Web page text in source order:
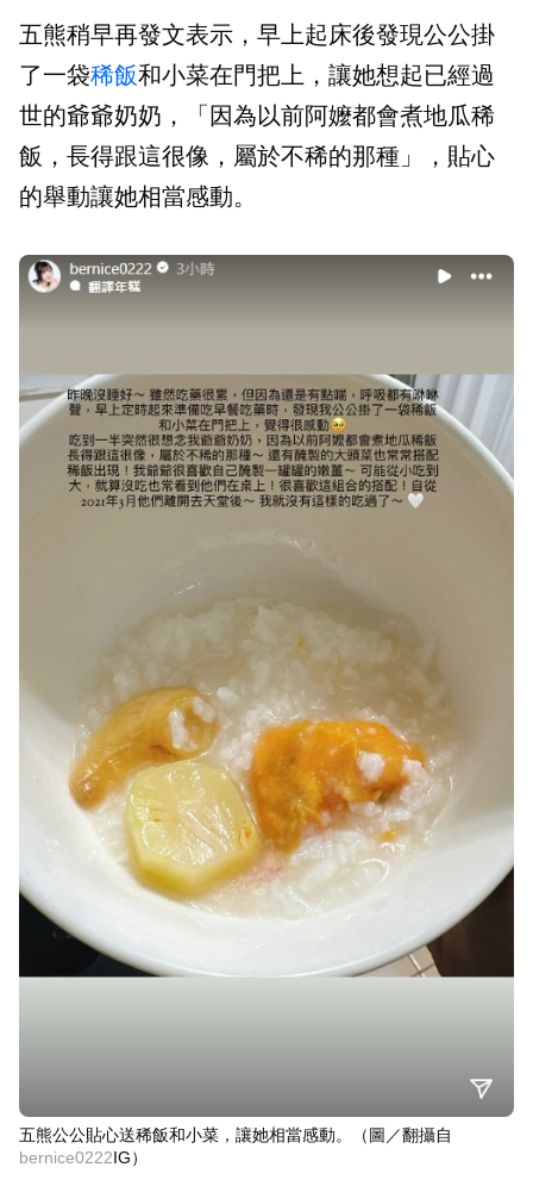
五熊稍早再發文表示，早上起床後發現公公掛
了一袋稀飯和小菜在門把上，讓她想起已經過
世的爺爺奶奶，「因為以前阿嬤都會煮地瓜稀
飯，長得跟這很像，屬於不稀的那種」，貼心
的舉動讓她相當感動。
五熊公公貼心送稀飯和小菜，讓她相當感動。（圖／翻攝自
bernice0222IG）